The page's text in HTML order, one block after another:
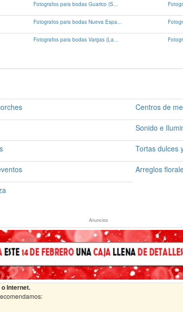
Fotografos para bodas Guarico (S...
Fotografos para bodas Nueva Espa...
Fotografos para bodas Vargas (La...
Centros de
Sonido e
Tortas dulces
Arreglos
Anuncios
Internet.